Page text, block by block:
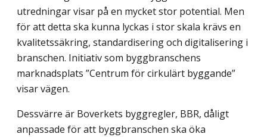
utredningar visar på en mycket stor potential. Men
för att detta ska kunna lyckas i stor skala krävs en
kvalitetssäkring, standardisering och digitalisering i
branschen. Initiativ som byggbranschens
marknadsplats ”Centrum för cirkulärt byggande”
visar vägen.
Dessvärre är Boverkets byggregler, BBR, dåligt
anpassade för att byggbranschen ska öka